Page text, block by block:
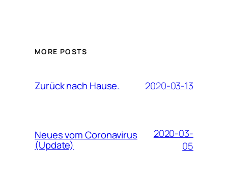
MORE POSTS
Zurück nach Hause. 2020-03-13
Neues vom Coronavirus
(Update)
2020-03-
05